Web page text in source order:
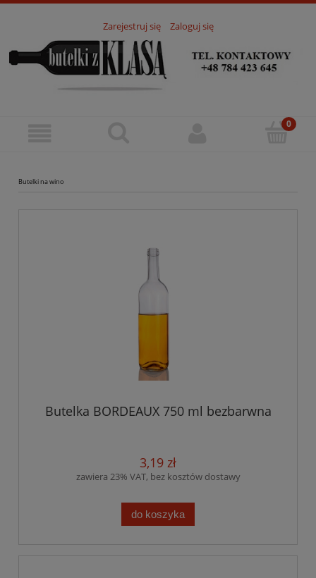
Zarejestruj się Zaloguj się
Butelki na wino
Butelka BORDEAUX 750 ml bezbarwna
3,19 zł
zawiera 23% VAT, bez kosztów dostawy
do koszyka